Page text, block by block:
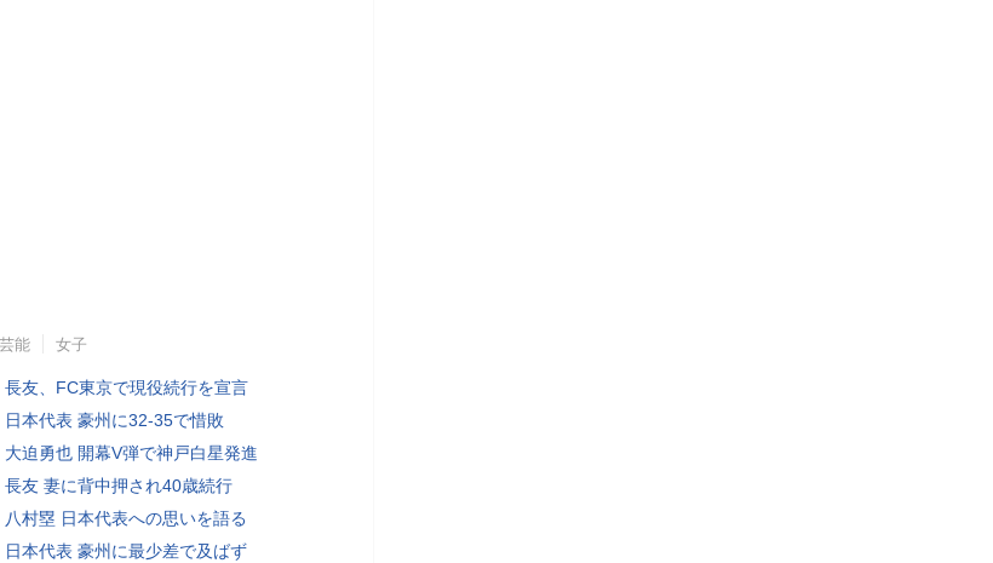
芸能 女子
長友、FC東京で現役続行を宣言
日本代表 豪州に32-35で惜敗
大迫勇也 開幕V弾で神戸白星発進
長友 妻に背中押され40歳続行
八村塁 日本代表への思いを語る
日本代表 豪州に最少差で及ばず